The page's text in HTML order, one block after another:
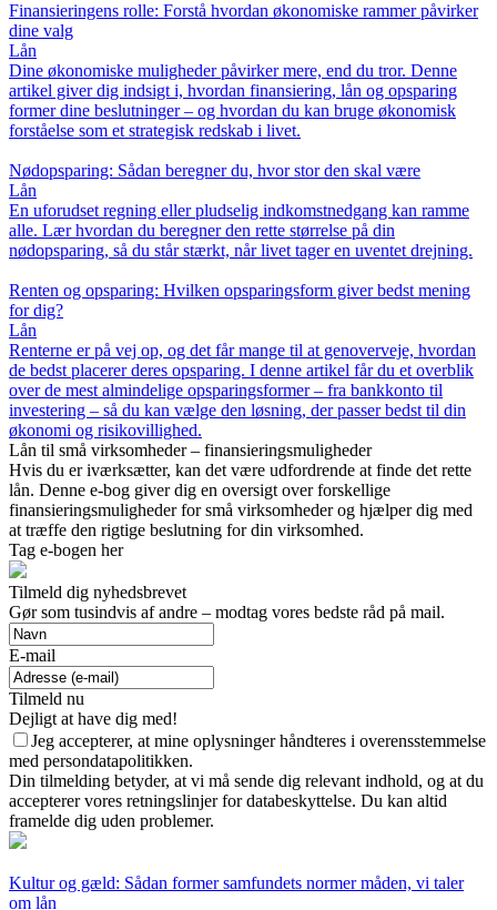
Finansieringens rolle: Forstå hvordan økonomiske rammer påvirker
dine valg
Lån
Dine økonomiske muligheder påvirker mere, end du tror. Denne
artikel giver dig indsigt i, hvordan finansiering, lån og opsparing
former dine beslutninger – og hvordan du kan bruge økonomisk
forståelse som et strategisk redskab i livet.
Nødopsparing: Sådan beregner du, hvor stor den skal være
Lån
En uforudset regning eller pludselig indkomstnedgang kan ramme
alle. Lær hvordan du beregner den rette størrelse på din
nødopsparing, så du står stærkt, når livet tager en uventet drejning.
Renten og opsparing: Hvilken opsparingsform giver bedst mening
for dig?
Lån
Renterne er på vej op, og det får mange til at genoverveje, hvordan
de bedst placerer deres opsparing. I denne artikel får du et overblik
over de mest almindelige opsparingsformer – fra bankkonto til
investering – så du kan vælge den løsning, der passer bedst til din
økonomi og risikovillighed.
Lån til små virksomheder – finansieringsmuligheder
Hvis du er iværksætter, kan det være udfordrende at finde det rette
lån. Denne e-bog giver dig en oversigt over forskellige
finansieringsmuligheder for små virksomheder og hjælper dig med
at træffe den rigtige beslutning for din virksomhed.
Tag e-bogen her
Tilmeld dig nyhedsbrevet
Gør som tusindvis af andre – modtag vores bedste råd på mail.
E-mail
Tilmeld nu
Dejligt at have dig med!
Jeg accepterer, at mine oplysninger håndteres i overensstemmelse
med persondatapolitikken.
Din tilmelding betyder, at vi må sende dig relevant indhold, og at du
accepterer vores retningslinjer for databeskyttelse. Du kan altid
framelde dig uden problemer.
Kultur og gæld: Sådan former samfundets normer måden, vi taler
om lån